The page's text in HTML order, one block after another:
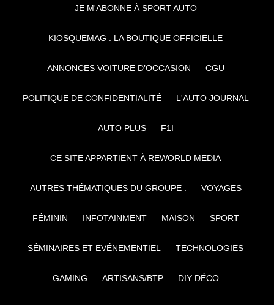
JE M'ABONNE À SPORT AUTO
KIOSQUEMAG : LA BOUTIQUE OFFICIELLE
ANNONCES VOITURE D’OCCASION CGU
POLITIQUE DE CONFIDENTIALITÉ L'AUTO JOURNAL
AUTO PLUS F1I
CE SITE APPARTIENT À REWORLD MEDIA
AUTRES THÉMATIQUES DU GROUPE : VOYAGES
FÉMININ INFOTAINMENT MAISON SPORT
SÉMINAIRES ET EVÉNEMENTIEL TECHNOLOGIES
GAMING ARTISANS/BTP DIY DÉCO